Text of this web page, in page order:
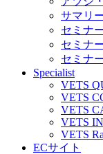
サマリ
セミナ
セミナ
セミナ
Specialist
VETS
VETS
VETS
VETS
VETS
ECサイト